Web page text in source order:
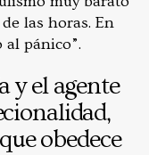
las horas. En
pánico”.
y el agente
obedece